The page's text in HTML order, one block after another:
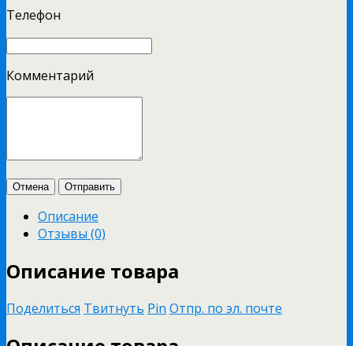
Телефон
Комментарий
Отмена Отправить
Описание
Отзывы (0)
Описание товара
Поделиться Твитнуть Pin Отпр. по эл. почте